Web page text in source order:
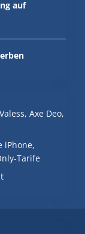
auf
Axe Deo,
iPhone,
Tarife